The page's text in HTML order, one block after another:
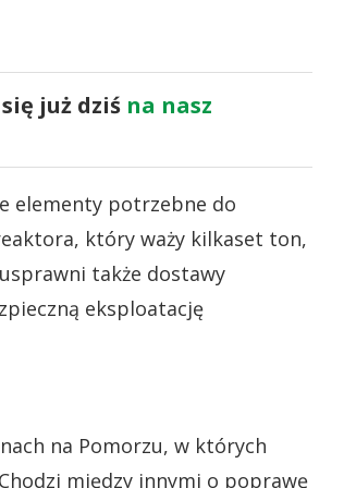
już dziś na nasz
elementy potrzebne do
który waży kilkaset ton,
także dostawy
eksploatację
na Pomorzu, w których
między innymi o poprawę